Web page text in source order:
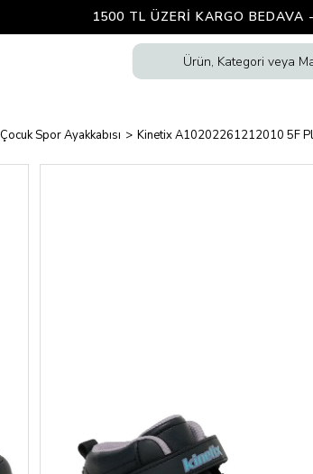
1500 TL ÜZERI KARGO BEDAVA
Çocuk Spor Ayakkabısı Kinetix A10202261212010 5F